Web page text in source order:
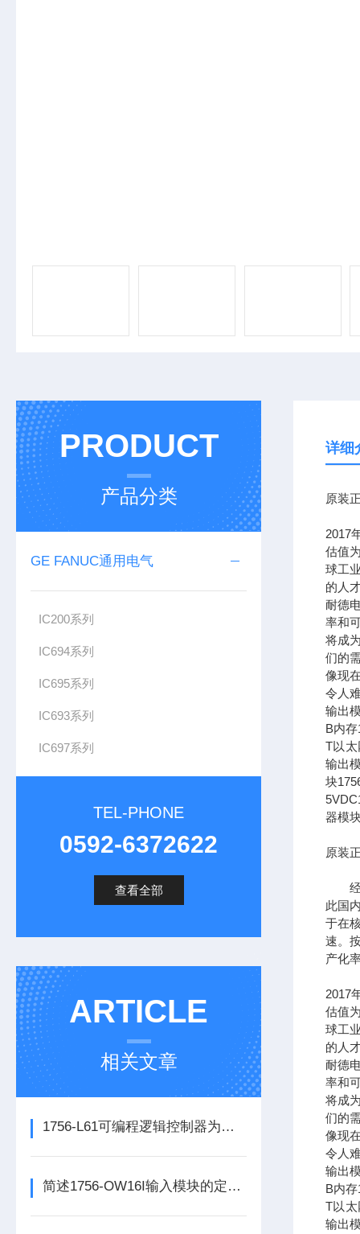
PRODUCT
产品分类
GE FANUC通用电气
IC200系列
IC694系列
IC695系列
IC693系列
IC697系列
TEL-PHONE
0592-6372622
查看全部
ARTICLE
相关文章
1756-L61可编程逻辑控制器为各类自动化设备提供稳定可靠的控制支持
简述1756-OW16I输入模块的定期维护保养建议
详细
原装
2017
估值
球工
的人
耐德
率和
将成
们的
像现
令人
输出
B内
T以太
输出
块
器模
原装
经过
此国
于在
速。
产化
2017
估值
球工
的人
耐德
率和
将成
们的
像现
令人
输出
B内
T以太
输出